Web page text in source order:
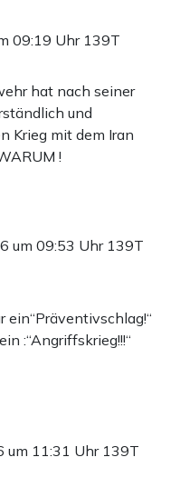
09:19 Uhr 139T
hat nach seiner
und
Krieg mit dem Iran
!
um 09:53 Uhr 139T
ein“Präventivschlag!“
:“Angriffskrieg!!!“
um 11:31 Uhr 139T